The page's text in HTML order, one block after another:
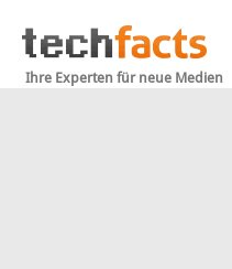
Ihre Experten für neue Medien